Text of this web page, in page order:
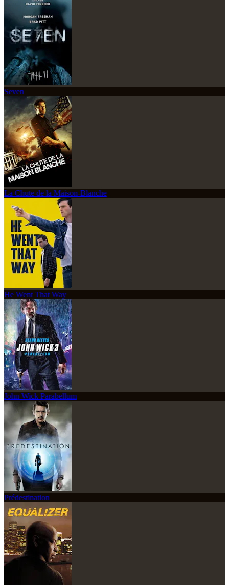
Seven
La Chute de la Maison-Blanche
He Went That Way
John Wick Parabellum
Prédestination